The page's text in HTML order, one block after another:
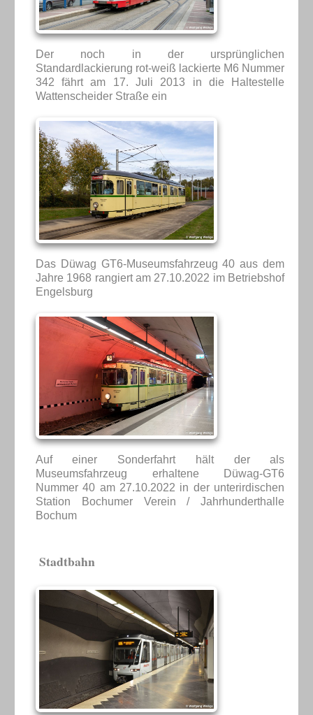
Der noch in der ursprünglichen
Standardlackierung rot-weiß lackierte M6 Nummer
342 fährt am 17. Juli 2013 in die Haltestelle
Wattenscheider Straße ein
Das Düwag GT6-Museumsfahrzeug 40 aus dem
Jahre 1968 rangiert am 27.10.2022 im Betriebshof
Engelsburg
Auf einer Sonderfahrt hält der als
Museumsfahrzeug erhaltene Düwag-GT6
Nummer 40 am 27.10.2022 in der unterirdischen
Station Bochumer Verein / Jahrhunderthalle
Bochum
Stadtbahn